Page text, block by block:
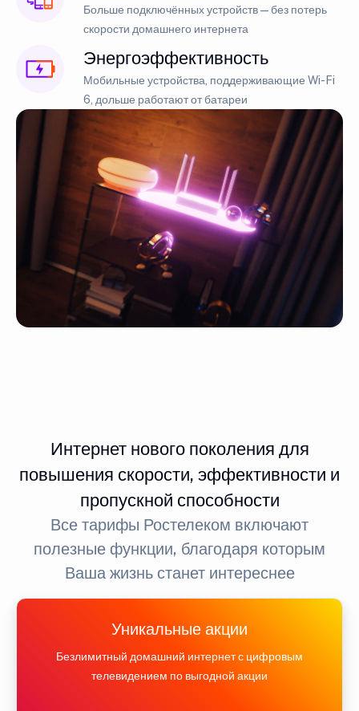
Больше подключённых устройств — без потерь
скорости домашнего интернета
Энергоэффективность
Мобильные устройства, поддерживающие Wi-Fi
6, дольше работают от батареи
Интернет нового поколения для
повышения скорости, эффективности и
пропускной способности
Все тарифы Ростелеком включают
полезные функции, благодаря которым
Ваша жизнь станет интереснее
Уникальные акции
Безлимитный домашний интернет с цифровым
телевидением по выгодной акции